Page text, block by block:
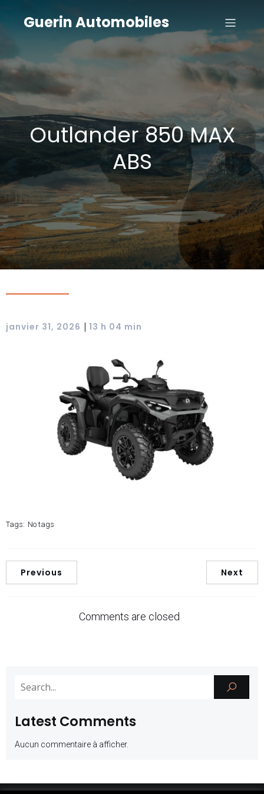
Guerin Automobiles
Outlander 850 MAX
ABS
janvier 31, 2026 | 13 h 04 min
Tags: No tags
Previous Next
Comments are closed
Latest Comments
Aucun commentaire à afficher.